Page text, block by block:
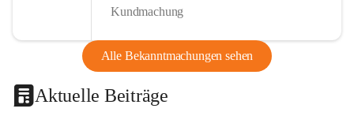
Kundmachung
Alle Bekanntmachungen sehen
Aktuelle Beiträge